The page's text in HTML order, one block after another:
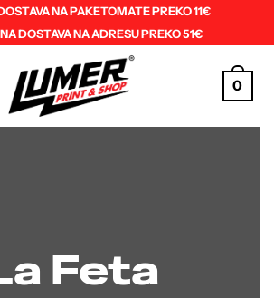
NA PAKETOMATE PREKO 11€
DOSTAVA NA ADRESU PREKO 51€
0
Feta